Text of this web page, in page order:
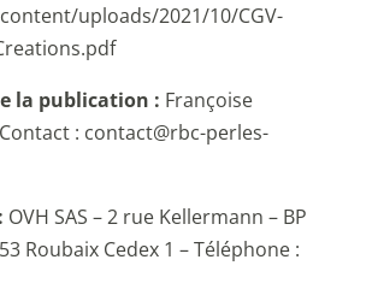
uploads/2021/10/CGV-
la publication : Françoise
Contact : contact@rbc-perles-
OVH SAS – 2 rue Kellermann – BP
Roubaix Cedex 1 – Téléphone :